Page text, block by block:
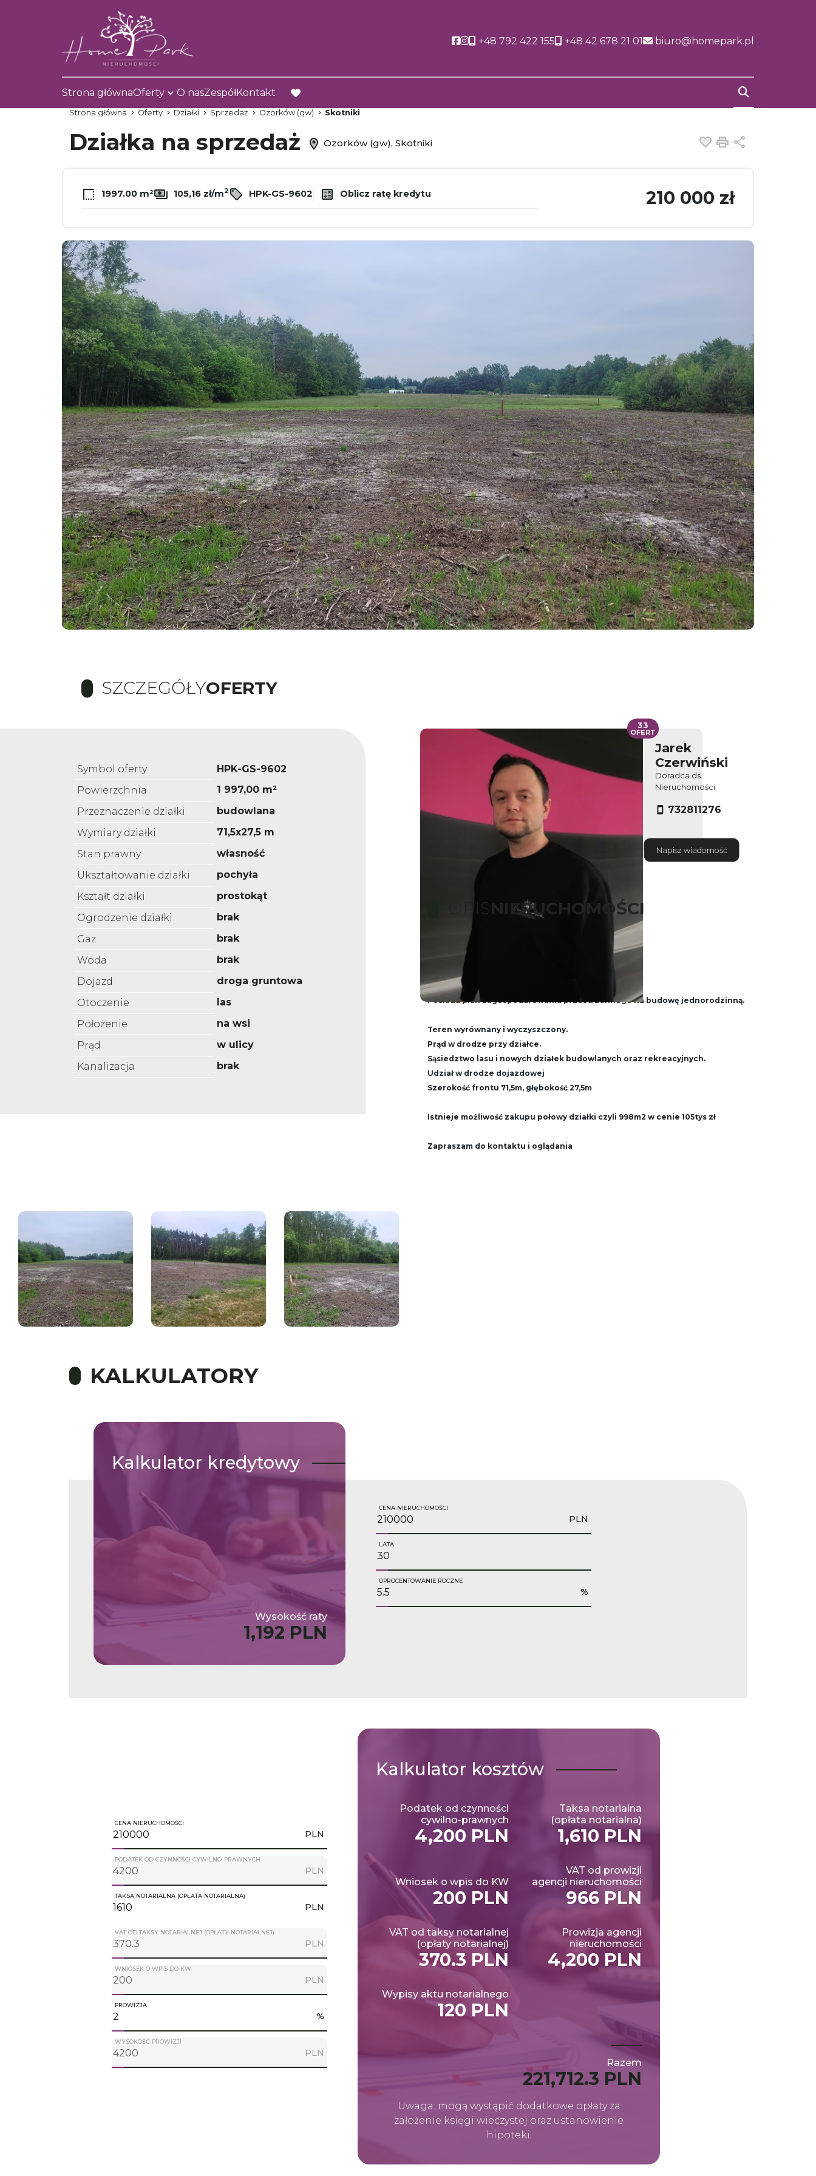
Social link
Social link
+48 792 422 155 +48 42 678 21 01 biuro@homepark.pl
Strona głównaOferty O nasZespółKontakt
favorite
Strona główna Oferty Działki Sprzedaż Ozorków (gw) Skotniki
Działka na sprzedaż Ozorków (gw), Skotniki Dodaj do
Drukuj
1997.00 m² 105,16 zł/m2 HPK-GS-9602 Oblicz ratę kredytu 210 000 zł
SZCZEGÓŁYOFERTY
Symbol oferty
HPK-GS-9602
Powierzchnia
1 997,00 m²
Przeznaczenie działki
budowlana
Wymiary działki
71,5x27,5 m
Stan prawny
własność
Ukształtowanie działki
pochyła
Kształt działki
prostokąt
Ogrodzenie działki
brak
Gaz
brak
Woda
brak
Dojazd
droga gruntowa
Otoczenie
las
Położenie
na wsi
Prąd
w ulicy
Kanalizacja
brak
Jarek
Czerwiński
Doradca ds.
Nieruchomości
732811276
Napisz wiadomość
33
OFERT
OPISNIERUCHOMOŚCI
Działka budowlana w Skotnikach
Powierzchnia 1997m2, kształt prostokąta.
Posiada plan zagospodarowania przestrzennego na budowę jednorodzinną.
Teren wyrównany i wyczyszczony.
Prąd w drodze przy działce.
Sąsiedztwo lasu i nowych działek budowlanych oraz rekreacyjnych.
Udział w drodze dojazdowej
Szerokość frontu 71,5m, głębokość 27,5m
Istnieje możliwość zakupu połowy działki czyli 998m2 w cenie 105tys zł
Zapraszam do kontaktu i oglądania
KALKULATORY
Kalkulator kredytowy
Wysokość raty
1,192 PLN
CENA NIERUCHOMOŚCI
PLN
LATA
OPROCENTOWANIE ROCZNE
%
Kalkulator kosztów
Podatek od czynności
cywilno-prawnych
4,200 PLN
Taksa notarialna
(opłata notarialna)
1,610 PLN
Wniosek o wpis do KW
200 PLN
VAT od prowizji
agencji nieruchomości
966 PLN
VAT od taksy notarialnej
(opłaty notarialnej)
370.3 PLN
Prowizja agencji
nieruchomości
4,200 PLN
Wypisy aktu notarialnego
120 PLN
Razem
221,712.3 PLN
Uwaga: mogą wystąpić dodatkowe opłaty za
założenie księgi wieczystej oraz ustanowienie
hipoteki.
CENA NIERUCHOMOŚCI
PLN
PODATEK OD CZYNNOŚCI CYWILNO-PRAWNYCH
PLN
TAKSA NOTARIALNA (OPŁATA NOTARIALNA)
PLN
VAT OD TAKSY NOTARIALNEJ (OPŁATY NOTARIALNEJ)
PLN
WNIOSEK O WPIS DO KW
PLN
PROWIZJA
%
WYSOKOŚĆ PROWIZJI
PLN